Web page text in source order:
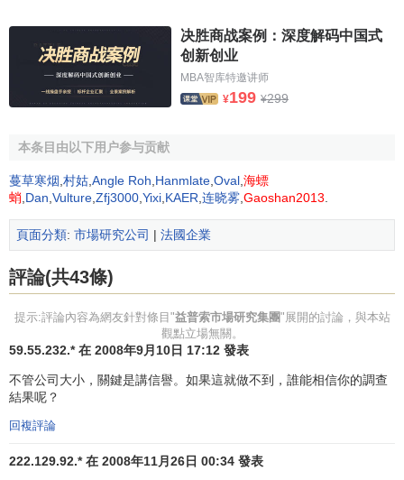
中國10大個案調查公司之一，2005年加入益普索集團。
作為益普索集團的成員，益普索（中國）可以共用集團
內全球範圍的先進研究方法、技術支持、培訓系統及數據採
集網路。我們在選擇研究專家時，不僅需要他們具備國際視
球資源與本地專家相結合”使我們能夠提供最高質量的服務。
我們不僅服務於國際性的客戶，而且努力幫助中國企業更深
入地瞭解客戶，取得更大的成功。
華聯信市場研究有限公司
華聯信市場研究有限公司成立於1996年12月，在2000年
豐凱興公司
團。合併前是本土最大的個案研究公司之一。
决胜商战案例：深度解码中国式
创新创业
MBA智库特邀讲师
¥199 ¥299
本条目由以下用户参与贡献
蔓草寒烟 村姑 Angle Roh Hanmlate Oval 海螵
蛸 Dan Vulture Zfj3000 Yixi KAER 连晓雾 Gaoshan2013
頁面分類: 市場研究公司 | 法國企業
評論(共43條)
提示:評論內容為網友針對條目"益普索市場研究集團"展開的討論，與本站
觀點立場無關。
59.55.232.* 在 2008年9月10日 17:12 發表
不管公司大小，關鍵是講信譽。如果這就做不到，誰能相信你的調查
結果呢？
回複評論
222.129.92.* 在 2008年11月26日 00:34 發表